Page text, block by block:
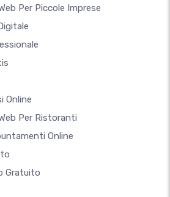
Per Piccole Imprese
Online
Per Ristoranti
Online
Gratuito